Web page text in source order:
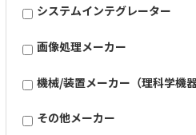
システムインテグレーター
画像処理メーカー
機械/装置メーカー（理科学機器
その他メーカー